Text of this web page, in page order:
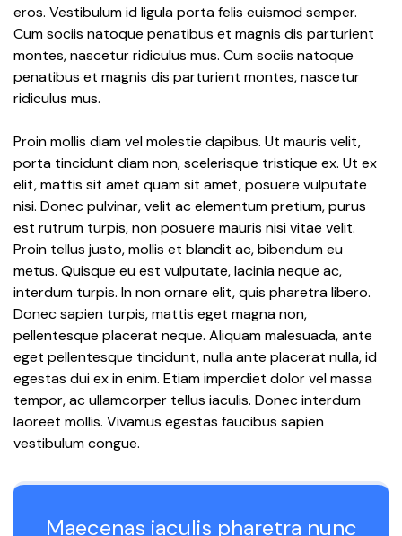
eros. Vestibulum id ligula porta felis euismod semper.
Cum sociis natoque penatibus et magnis dis parturient
montes, nascetur ridiculus mus. Cum sociis natoque
penatibus et magnis dis parturient montes, nascetur
ridiculus mus.
Proin mollis diam vel molestie dapibus. Ut mauris velit,
porta tincidunt diam non, scelerisque tristique ex. Ut ex
elit, mattis sit amet quam sit amet, posuere vulputate
nisi. Donec pulvinar, velit ac elementum pretium, purus
est rutrum turpis, non posuere mauris nisi vitae velit.
Proin tellus justo, mollis et blandit ac, bibendum eu
metus. Quisque eu est vulputate, lacinia neque ac,
interdum turpis. In non ornare elit, quis pharetra libero.
Donec sapien turpis, mattis eget magna non,
pellentesque placerat neque. Aliquam malesuada, ante
eget pellentesque tincidunt, nulla ante placerat nulla, id
egestas dui ex in enim. Etiam imperdiet dolor vel massa
tempor, ac ullamcorper tellus iaculis. Donec interdum
laoreet mollis. Vivamus egestas faucibus sapien
vestibulum congue.
Maecenas iaculis pharetra nunc